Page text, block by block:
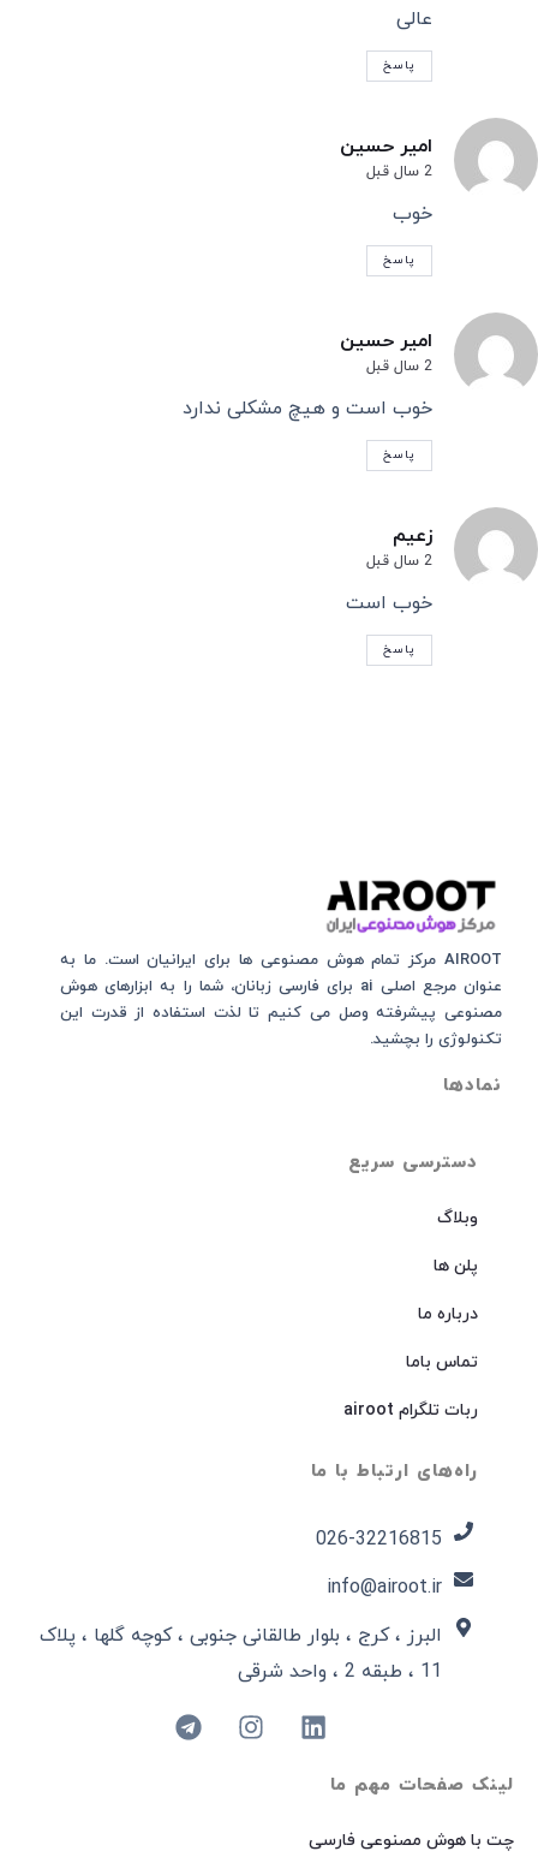
عالی
پاسخ
امیر حسین
2 سال قبل
خوب
پاسخ
امیر حسین
2 سال قبل
خوب است و هیچ مشکلی ندارد
پاسخ
زعیم
2 سال قبل
خوب است
پاسخ
لینک صفحات مهم ما
چت با هوش مصنوعی فارسی
دسترسی سریع
وبلاگ
پلن ها
درباره ما
تماس باما
ربات تلگرام airoot
راه‌های ارتباط با ما
026-32216815​
info@airoot.ir
البرز ، کرج ، بلوار طالقانی جنوبی ، کوچه گلها ، پلاک
11 ، طبقه 2 ، واحد شرقی
AIROOT مرکز تمام هوش مصنوعی‌‌‌ ها برای ایرانیان است. ما به
عنوان مرجع اصلی ai برای فارسی زبانان، شما را به ابزارهای هوش
مصنوعی پیشرفته وصل می کنیم تا لذت استفاده از قدرت این
تکنولوژی را بچشید.
نمادها